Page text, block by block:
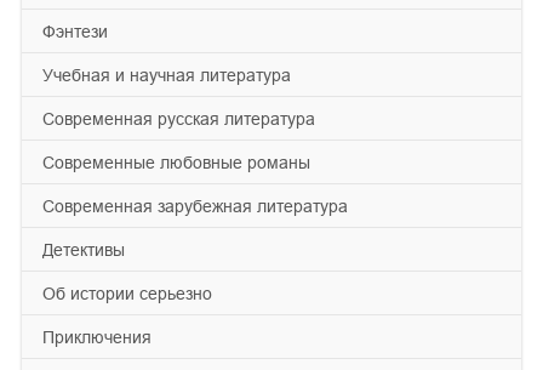
фэнтези
учебная и научная литература
современная русская литература
современные любовные романы
современная зарубежная литература
детективы
об истории серьезно
приключения